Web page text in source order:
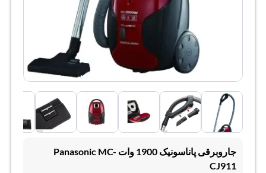
جاروبرقی پاناسونیک 1900 وات Panasonic MC-
CJ911